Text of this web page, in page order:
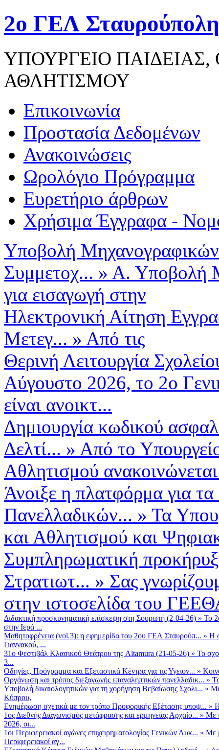
2ο ΓΕΛ
ΥΠΟΥΡΓΕΙΟ
ΑΘΛΗΤΙΣΜΟΥ
Επικοινωνία
Προστασία Δεδομένων
Ανακοινώσεις
Ωρολόγιο Πρόγραμμα
Ευρετήριο άρθρων
Χρήσιμα Έγγραφα -
Υποβολή
Συμμετοχ... » Α. Υποβολή
για εισαγωγή στην
Ηλεκτρονική Αίτηση
Μετεγ... » Από τις
Θερινή Λειτουργία
Αύγουστο 2026, το 2ο
είναι ανοικτ...
Δημιουργία κωδικού
Δελτί... » Από το
Αθλητισμού ανακοινώνεται
Άνοιξε η πλατφόρμα για
Πανελλαδικών... » Τα
και Αθλητισμού και
Συμπληρωματική
Στρατιωτ... » Σας
στην ιστοσελίδα του
Διδακτική προσκυνηματική επίσκεψη στη Σουρωτή (2-04-26) » Το
στην Ιερά ...
Μαθητοφρένεια (vol.3): η εφημερίδα του 2ου ΓΕΛ Σταυρούπ... » Η
Γιαννακού, ...
31ο Φεστιβάλ Κλασικού Θεάτρου της Altamura (21-05-26) » Το
3...
Οδηγίες, Πρόγραμμα και Εξεταστικά Κέντρα για τις Υγειον... »
Οργάνωση και τρόπος διεξαγωγής επαναληπτικών πανελλαδικ... »
Υποβολή δικαιολογητικών για τη χορήγηση Βεβαίωσης Σχολι... »
Κύπρου,
Ενημέρωση σχετικά με τον τρόπο Προφορικής Εξέτασης υποψ... »
1ος Διεθνής Διαγωνισμός μετάφρασης και ερμηνείας Αρχαίο... » Με
2026, οι...
1οι Περιφερειακοί αγώνες επιχειρηματολογίας Γενικών Λυκ... » Με
Περιφερειακοί αγ...